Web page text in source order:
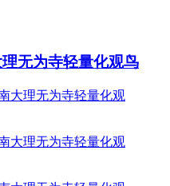
无为寺轻量化观鸟